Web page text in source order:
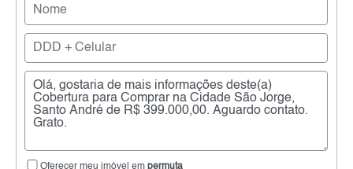
Oferecer meu imóvel em permuta